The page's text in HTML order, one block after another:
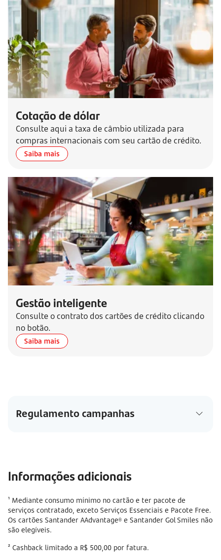
Cotação de dólar
Consulte aqui a taxa de câmbio utilizada para
compras internacionais com seu cartão de crédito.
Saiba mais
Gestão inteligente
Consulte o contrato dos cartões de crédito clicando
no botão.
Saiba mais
Regulamento campanhas
Informações adicionais
¹ Mediante consumo mínimo no cartão e ter pacote de
serviços contratado, exceto Serviços Essenciais e Pacote Free.
Os cartões Santander AAdvantage® e Santander Gol Smiles não
são elegíveis.
² Cashback limitado a R$ 500,00 por fatura.